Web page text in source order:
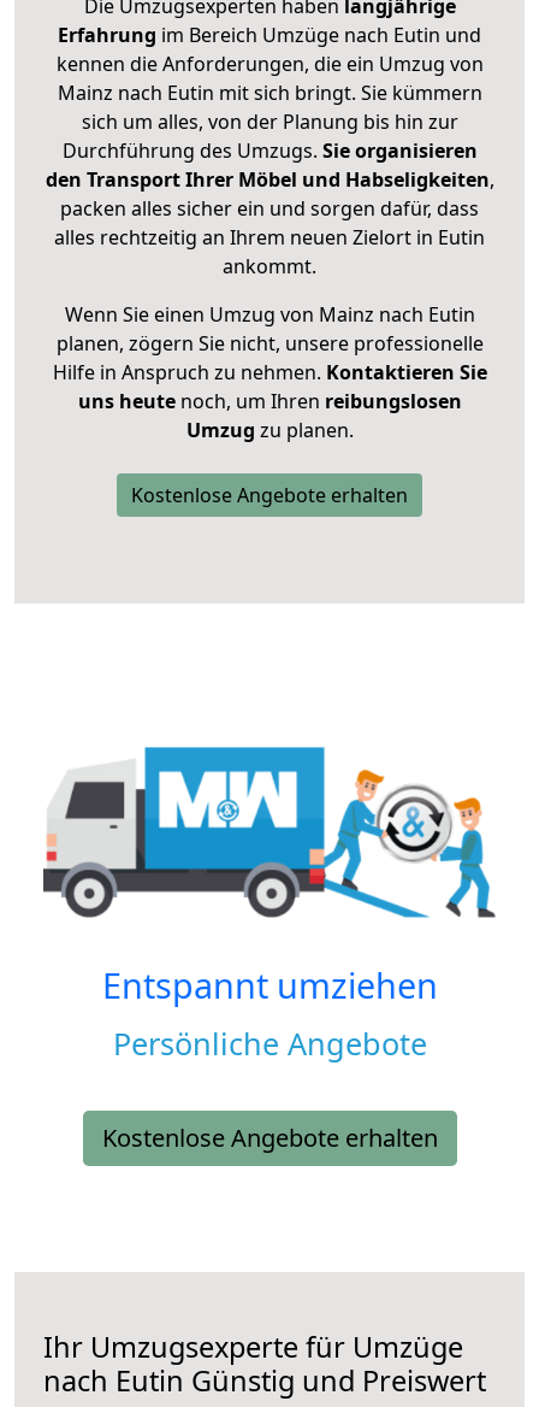
Die Umzugsexperten haben langjährige
Erfahrung im Bereich Umzüge nach Eutin und
kennen die Anforderungen, die ein Umzug von
Mainz nach Eutin mit sich bringt. Sie kümmern
sich um alles, von der Planung bis hin zur
Durchführung des Umzugs. Sie organisieren
den Transport Ihrer Möbel und Habseligkeiten,
packen alles sicher ein und sorgen dafür, dass
alles rechtzeitig an Ihrem neuen Zielort in Eutin
ankommt.
Wenn Sie einen Umzug von Mainz nach Eutin
planen, zögern Sie nicht, unsere professionelle
Hilfe in Anspruch zu nehmen. Kontaktieren Sie
uns heutenoch, um Ihren reibungslosen
Umzug zu planen.
Kostenlose Angebote erhalten
Entspannt umziehen
Persönliche Angebote
Kostenlose Angebote erhalten
Ihr Umzugsexperte für Umzüge
nach Eutin Günstig und Preiswert